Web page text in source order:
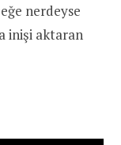
nerdeyse
inişi aktaran